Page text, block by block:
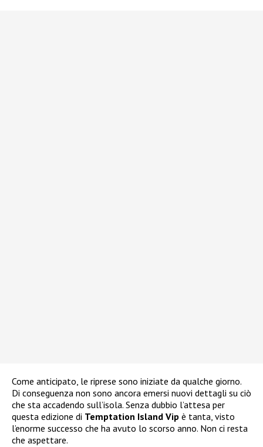
Come anticipato, le riprese sono iniziate da qualche giorno.
Di conseguenza non sono ancora emersi nuovi dettagli su ciò
che sta accadendo sull’isola. Senza dubbio l’attesa per
questa edizione di Temptation Island Vip è tanta, visto
l’enorme successo che ha avuto lo scorso anno. Non ci resta
che aspettare.